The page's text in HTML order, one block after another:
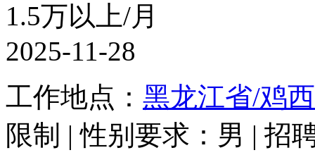
1.5万以上/月
2025-11-28
工作地点： 黑龙江省/鸡
限制 | 性别要求：男 | 招